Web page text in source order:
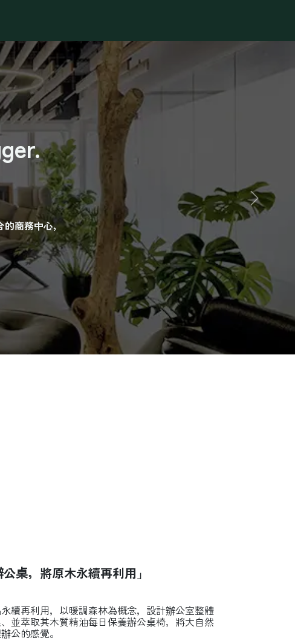
商務中心，
Next
桌，將原木永續再利用」
續再利用，以暖調森林為概念，設計辦公室整體
並萃取其木質精油每日保養辦公桌椅，將大自然
公的感覺。